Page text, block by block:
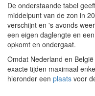
De onderstaande tabel
middelpunt van de zon in
verschijnt en 's avonds
een eigen daglengte en
opkomt en ondergaat.
Omdat Nederland en
exacte tijden maximaal
hieronder een plaats voor